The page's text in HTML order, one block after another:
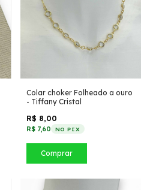
Colar choker Folheado a ouro
- Tiffany Cristal
R$ 8,00
R$ 7,60 NO PIX
Comprar